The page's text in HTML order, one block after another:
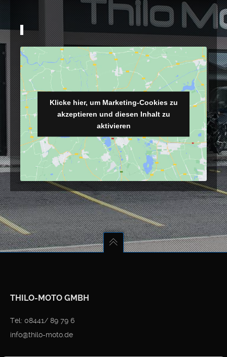
Klicke hier, um Marketing-Cookies zu
akzeptieren und diesen Inhalt zu
aktivieren
THILO-MOTO GMBH
Tel: 08441/ 89 79 6
info@thilo-moto.de